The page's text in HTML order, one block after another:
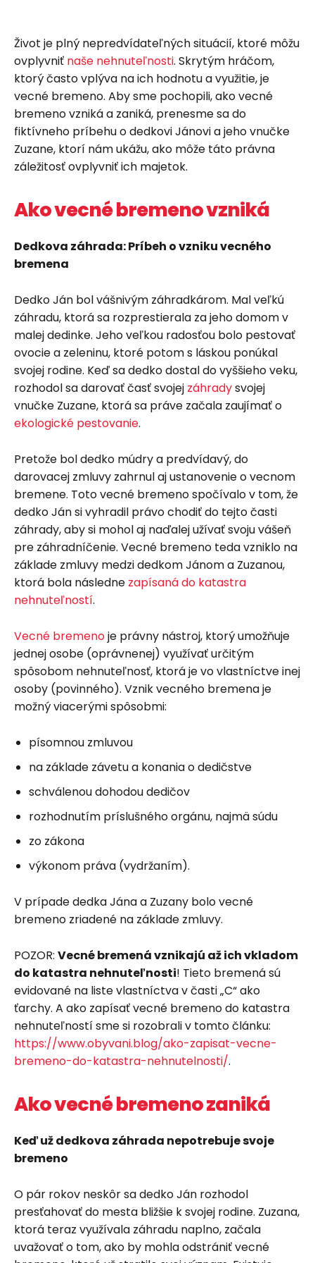
Život je plný nepredvídateľných situácií, ktoré môžu
ovplyvniť naše nehnuteľnosti. Skrytým hráčom,
ktorý často vplýva na ich hodnotu a využitie, je
vecné bremeno. Aby sme pochopili, ako vecné
bremeno vzniká a zaniká, prenesme sa do
fiktívneho príbehu o dedkovi Jánovi a jeho vnučke
Zuzane, ktorí nám ukážu, ako môže táto právna
záležitosť ovplyvniť ich majetok.
Ako vecné bremeno vzniká
Dedkova záhrada: Príbeh o vzniku vecného
bremena
Dedko Ján bol vášnivým záhradkárom. Mal veľkú
záhradu, ktorá sa rozprestierala za jeho domom v
malej dedinke. Jeho veľkou radosťou bolo pestovať
ovocie a zeleninu, ktoré potom s láskou ponúkal
svojej rodine. Keď sa dedko dostal do vyššieho veku,
rozhodol sa darovať časť svojej záhradysvojej
vnučke Zuzane, ktorá sa práve začala zaujímať o
ekologické pestovanie.
Pretože bol dedko múdry a predvídavý, do
darovacej zmluvy zahrnul aj ustanovenie o vecnom
bremene. Toto vecné bremeno spočívalo v tom, že
dedko Ján si vyhradil právo chodiť do tejto časti
záhrady, aby si mohol aj naďalej užívať svoju vášeň
pre záhradníčenie. Vecné bremeno teda vzniklo na
základe zmluvy medzi dedkom Jánom a Zuzanou,
ktorá bola následne zapísaná do katastra
nehnuteľností.
Vecné bremenoje právny nástroj, ktorý umožňuje
jednej osobe (oprávnenej) využívať určitým
spôsobom nehnuteľnosť, ktorá je vo vlastníctve inej
osoby (povinného). Vznik vecného bremena je
možný viacerými spôsobmi:
písomnou zmluvou
na základe závetu a konania o dedičstve
schválenou dohodou dedičov
rozhodnutím príslušného orgánu, najmä súdu
zo zákona
výkonom práva (vydržaním).
V prípade dedka Jána a Zuzany bolo vecné
bremeno zriadené na základe zmluvy.
POZOR: Vecné bremená vznikajú až ich vkladom
do katastra nehnuteľnosti! Tieto bremená sú
evidované na liste vlastníctva v časti „C“ ako
ťarchy. A ako zapísať vecné bremeno do katastra
nehnuteľností sme si rozobrali v tomto článku:
https://www.obyvani.blog/ako-zapisat-vecne-
bremeno-do-katastra-nehnutelnosti/.
Ako vecné bremeno zaniká
Keď už dedkova záhrada nepotrebuje svoje
bremeno
O pár rokov neskôr sa dedko Ján rozhodol
presťahovať do mesta bližšie k svojej rodine. Zuzana,
ktorá teraz využívala záhradu naplno, začala
uvažovať o tom, ako by mohla odstrániť vecné